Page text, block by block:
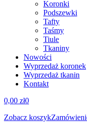
Koronki
Podszewki
Tafty
Taśmy
Tiule
Tkaniny
Nowości
Wyprzedaż koronek
Wyprzedaż tkanin
Kontakt
0,00 zł0
Zobacz koszyk